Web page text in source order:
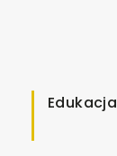
Edukacja